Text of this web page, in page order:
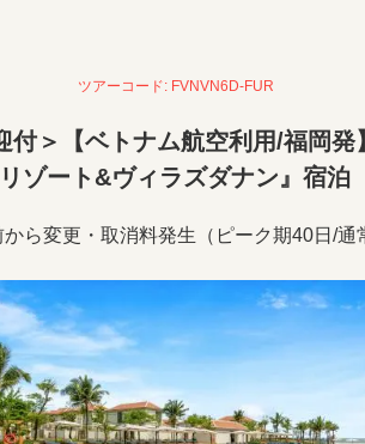
ツアーコード: FVNVN6D-FUR
付＞【ベトナム航空利用/福岡
リゾート&ヴィラズダナン』宿
ら変更・取消料発生（ピーク期40日/通